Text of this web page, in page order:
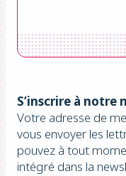
S’inscrire à notre
Votre adresse de
vous envoyer les
pouvez à tout
intégré dans la